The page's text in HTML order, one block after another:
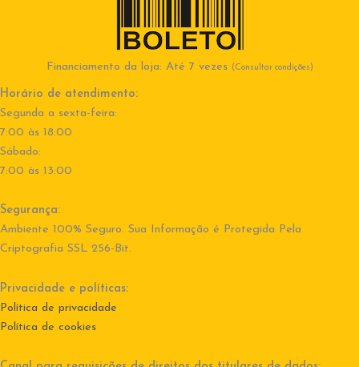
Financiamento da loja: Até 7 vezes (Consultar condições)
Horário de atendimento:
Segunda a sexta-feira:
7:00 às 18:00
Sábado:
7:00 às 13:00
Segurança:
Ambiente 100% Seguro. Sua Informação é Protegida Pela
Criptografia SSL 256-Bit.
Privacidade e políticas:
Política de privacidade
Política de cookies